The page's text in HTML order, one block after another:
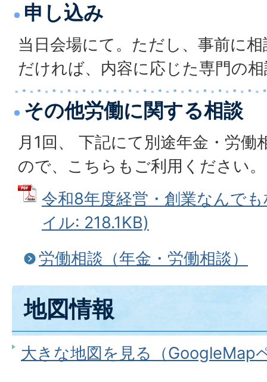
申し込み
当日会場にて。ただし、事前に
だければ、内容に応じた専門の
その他労働に関する相談
月1回、 下記にて別途年金・労
ので、こちらもご利用ください。
令和8年度経営・創業なんで
イル: 218.1KB)
労働相談（年金・労働相談）
地図情報
大きな地図を見る（GoogleMap